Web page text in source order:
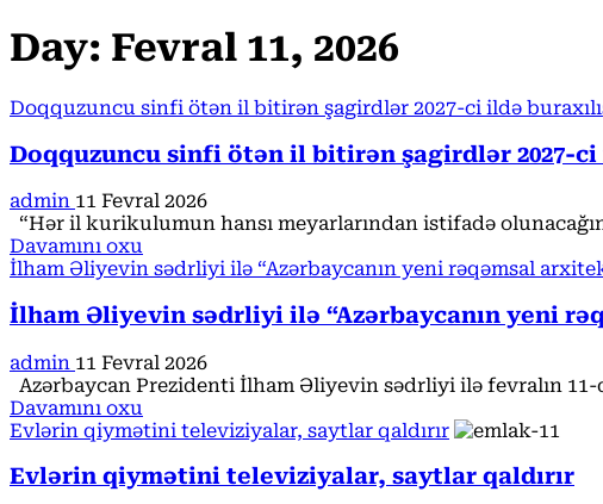
Day: Fevral 11, 2026
Doqquzuncu sinfi ötən il bitirən şagirdlər 2027-ci ildə
Doqquzuncu sinfi ötən il bitirən şagirdlər 2027-
admin 11 Fevral 2026
“Hər il kurikulumun hansı meyarlarından istifadə
Davamını oxu
more
Doqquzuncu
ötən
il
şagirdlər
ci
İlham Əliyevin sədrliyi ilə “Azərbaycanın yeni rəqəmsal
İlham Əliyevin sədrliyi ilə “Azərbaycanın yeni
admin 11 Fevral 2026
Azərbaycan Prezidenti İlham Əliyevin sədrliyi ilə fevralın
Davamını oxu
more
İlham
Evlərin qiymətini televiziyalar, saytlar qaldırır
Evlərin qiymətini televiziyalar, saytlar qaldırır